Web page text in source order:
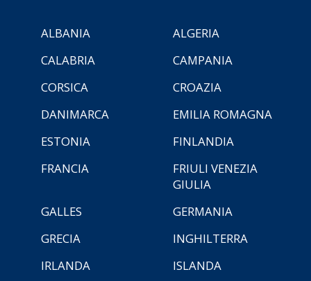
ALBANIA
ALGERIA
CALABRIA
CAMPANIA
CORSICA
CROAZIA
DANIMARCA
EMILIA ROMAGNA
ESTONIA
FINLANDIA
FRANCIA
FRIULI VENEZIA
GIULIA
GALLES
GERMANIA
GRECIA
INGHILTERRA
IRLANDA
ISLANDA